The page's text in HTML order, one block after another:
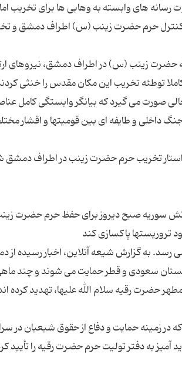
رسانه های وابسته به وهابی ها برای تخریب
حرم حضرت زینب (س) اطراف دمشق و
حضرت زینب (س) در اطراف دمشق، نیروهای
صورت می گیرد که بیانگر وابستگی کامل
داخلی و طایفه ای بین قومیتها و اقشار
سوریه صبح دیروز برای حفظ حرم حضرت
به گزارش شیعه آنلاین، اخبار رسیده از
سعودی و قطر حمایت می شوند و چند
حضرت رقیه سلام الله علیها، تهدید کرده
در زمینه حمایت و دفاع از حقوق شیعیان در